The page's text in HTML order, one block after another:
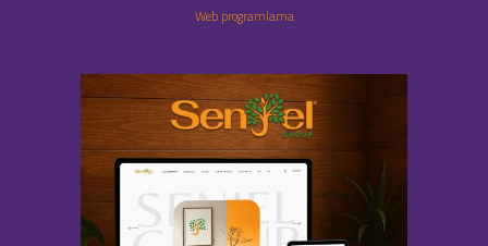
Web programlama